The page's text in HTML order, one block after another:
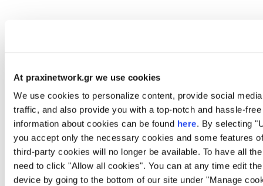
At praxinetwork.gr we use cookies
We use cookies to personalize content, provide social
traffic, and also provide you with a top-notch and hassle-
information about cookies can be found here. By selecting
you accept only the necessary cookies and some features
third-party cookies will no longer be available. To have all
need to click "Allow all cookies". You can at any time edit
device by going to the bottom of our site under "Manage
+ iCal / Outlook export